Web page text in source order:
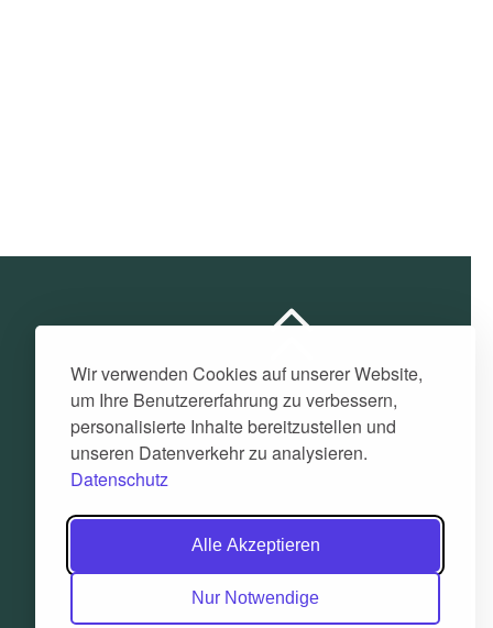
Wir verwenden Cookies auf unserer Website,
um Ihre Benutzererfahrung zu verbessern,
personalisierte Inhalte bereitzustellen und
unseren Datenverkehr zu analysieren.
Datenschutz
Alle Akzeptieren
Nur Notwendige